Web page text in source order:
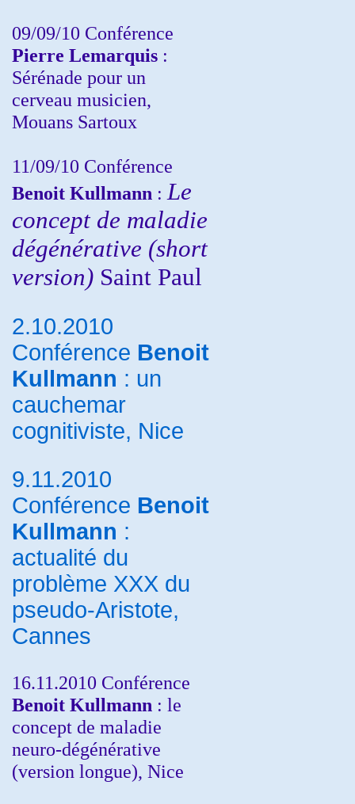
09/09/10 Conférence
Pierre Lemarquis :
Sérénade pour un
cerveau musicien,
Mouans Sartoux
11/09/10 Conférence
Benoit Kullmann : Le
concept de maladie
dégénérative (short
version) Saint Paul
2.10.2010
Conférence Benoit
Kullmann : un
cauchemar
cognitiviste, Nice
9.11.2010
Conférence Benoit
Kullmann :
actualité du
problème XXX du
pseudo-Aristote,
Cannes
16.11.2010 Conférence
Benoit Kullmann : le
concept de maladie
neuro-dégénérative
(version longue), Nice